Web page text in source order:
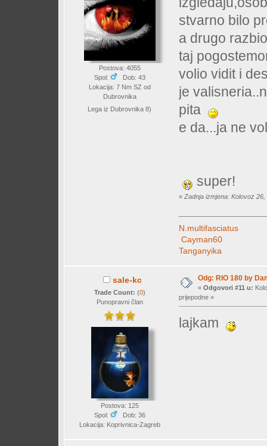
Postova: 4055
Spol:
Dob: 43
Lokacija: 7 Nm SZ od
Dubrovnika
Lega iz Dubrovnika 8)
stvarno bilo
a drugo
taj
volio vidit i
je
pita
e da...ja ne
super!
« Zadnja izmjena: Kolovoz
N.multifasciatus
Cayman60
Tanganyika
sale-kc
Trade Count: (0)
Punopravni član
Postova: 125
Spol:
Dob: 36
Lokacija: Koprivnica-Zagreb
Odg: RIO 180 by
« Odgovori #11 u:
prijepodne »
lajkam